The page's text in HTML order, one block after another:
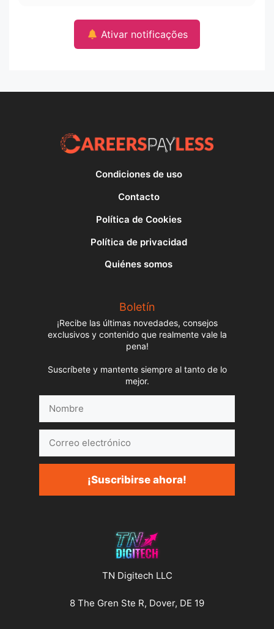
Ativar notificações
Condiciones de uso
Contacto
Política de Cookies
Política de privacidad
Quiénes somos
Boletín
¡Recibe las últimas novedades, consejos
exclusivos y contenido que realmente vale la
pena!
Suscríbete y mantente siempre al tanto de lo
mejor.
electrónico
¡Suscribirse ahora!
TN Digitech LLC
8 The Gren Ste R, Dover, DE 19